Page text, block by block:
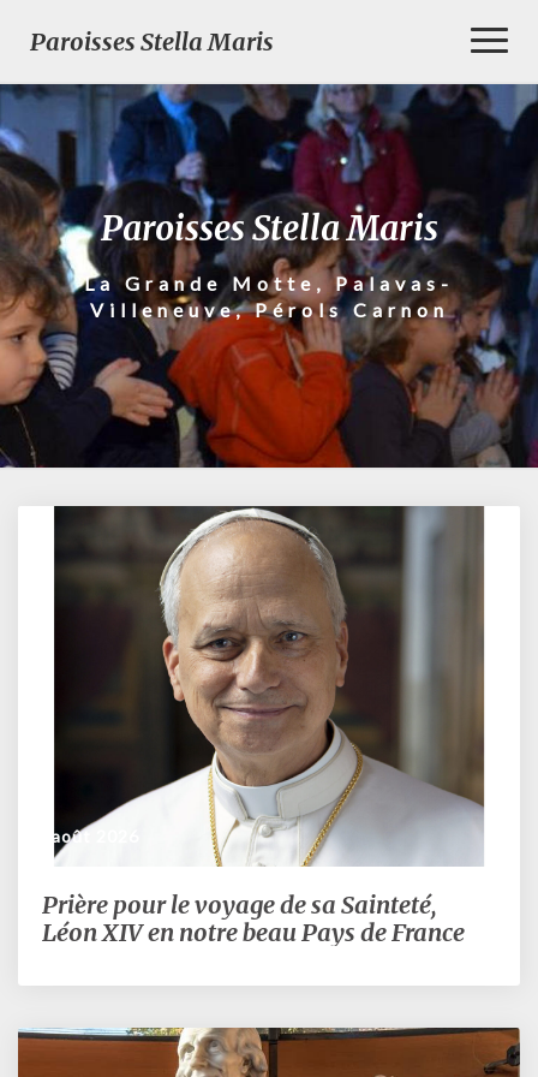
Paroisses Stella Maris
Paroisses Stella Maris
La Grande Motte, Palavas-
Villeneuve, Pérols Carnon
6 août 2026
Prière
pour
voyage
sa
Prière pour le voyage de sa Sainteté,
Léon XIV en notre beau Pays de France